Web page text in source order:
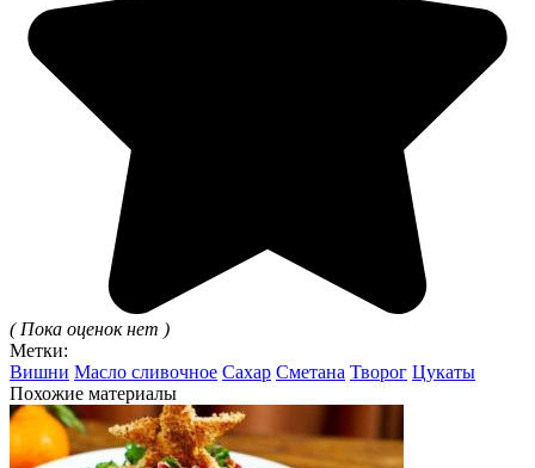
( Пока оценок нет )
Метки:
Вишни Масло сливочное Сахар Сметана Творог Цукаты
Похожие материалы